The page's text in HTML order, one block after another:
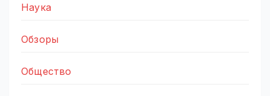
Наука
Обзоры
Общество